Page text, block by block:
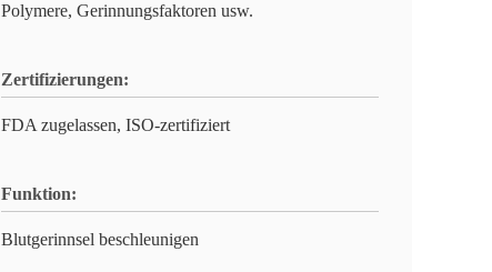
Polymere, Gerinnungsfaktoren usw.
Zertifizierungen:
FDA zugelassen, ISO-zertifiziert
Funktion:
Blutgerinnsel beschleunigen